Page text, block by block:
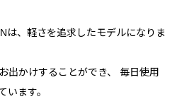
は、軽さを追求したモデルになりま
出かけすることができ、 毎日使用
います。